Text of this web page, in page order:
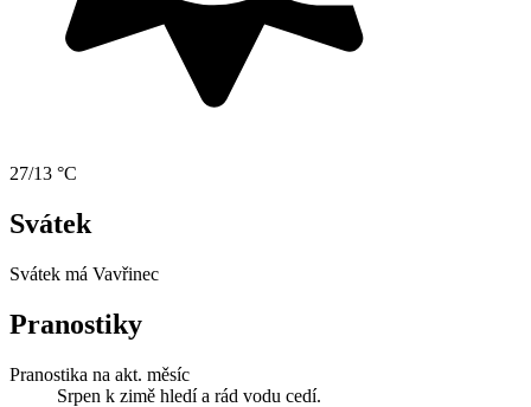
27/13 °C
Svátek
Svátek má Vavřinec
Pranostiky
Pranostika na akt. měsíc
Srpen k zimě hledí a rád vodu cedí.